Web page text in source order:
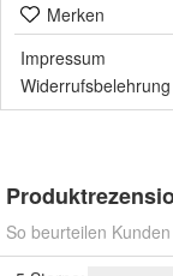
Merken
Impressum
Widerrufsbelehrung
So beurteilen